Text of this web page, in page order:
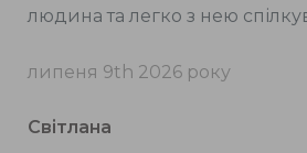
людина та легко з нею
липеня 9th 2026 року
Світлана